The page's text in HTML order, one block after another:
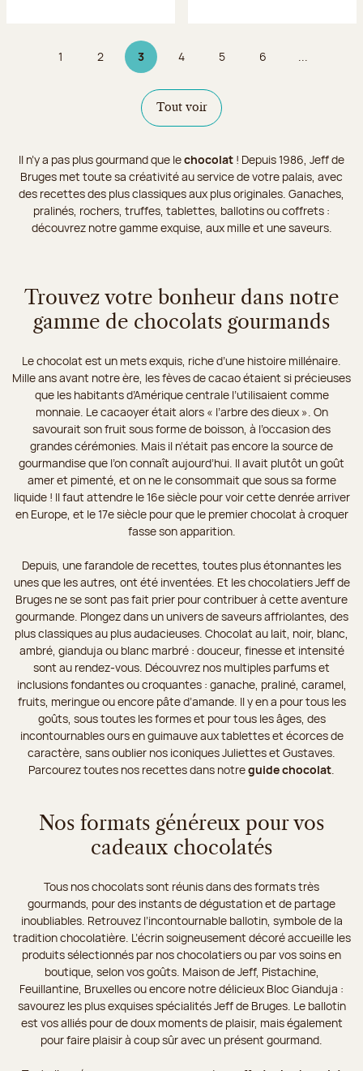
Page
1 Page
2 3Page 3 sur 9
Page
4 Page
5 Page
6 ...
Tout voir
Il n’y a pas plus gourmand que lechocolat ! Depuis 1986, Jeff de
Bruges met toute sa créativité au service de votre palais, avec
des recettes des plus classiques aux plus originales. Ganaches,
pralinés, rochers, truffes, tablettes, ballotins ou coffrets :
découvrez notre gamme exquise, aux mille et une saveurs.
Trouvez votre bonheur dans notre
gamme de chocolats gourmands
Le chocolat est un mets exquis, riche d’une histoire millénaire.
Mille ans avant notre ère, les fèves de cacao étaient si précieuses
que les habitants d’Amérique centrale l’utilisaient comme
monnaie. Le cacaoyer était alors « l’arbre des dieux ». On
savourait son fruit sous forme de boisson, à l’occasion des
grandes cérémonies. Mais il n’était pas encore la source de
gourmandise que l’on connaît aujourd’hui. Il avait plutôt un goût
amer et pimenté, et on ne le consommait que sous sa forme
liquide ! Il faut attendre le 16e siècle pour voir cette denrée arriver
en Europe, et le 17e siècle pour que le premier chocolat à croquer
fasse son apparition.
Depuis, une farandole de recettes, toutes plus étonnantes les
unes que les autres, ont été inventées. Et les chocolatiers Jeff de
Bruges ne se sont pas fait prier pour contribuer à cette aventure
gourmande. Plongez dans un univers de saveurs affriolantes, des
plus classiques au plus audacieuses. Chocolat au lait, noir, blanc,
ambré, gianduja ou blanc marbré : douceur, finesse et intensité
sont au rendez-vous. Découvrez nos multiples parfums et
inclusions fondantes ou croquantes : ganache, praliné, caramel,
fruits, meringue ou encore pâte d’amande. Il y en a pour tous les
goûts, sous toutes les formes et pour tous les âges, des
incontournables ours en guimauve aux tablettes et écorces de
caractère, sans oublier nos iconiques Juliettes et Gustaves.
Parcourez toutes nos recettes dans notreguide chocolat
Nos formats généreux pour vos
cadeaux chocolatés
Tous nos chocolats sont réunis dans des formats très
gourmands, pour des instants de dégustation et de partage
inoubliables. Retrouvez l’incontournable ballotin, symbole de la
tradition chocolatière. L’écrin soigneusement décoré accueille les
produits sélectionnés par nos chocolatiers ou par vos soins en
boutique, selon vos goûts. Maison de Jeff, Pistachine,
Feuillantine, Bruxelles ou encore notre délicieux Bloc Gianduja :
savourez les plus exquises spécialités Jeff de Bruges. Le ballotin
est vos alliés pour de doux moments de plaisir, mais également
pour faire plaisir à coup sûr avec un présent gourmand.